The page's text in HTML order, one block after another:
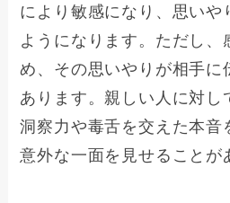
により敏感になり、思いや
ようになります。ただし、
め、その思いやりが相手に
あります。親しい人に対し
洞察力や毒舌を交えた本音
意外な一面を見せることが